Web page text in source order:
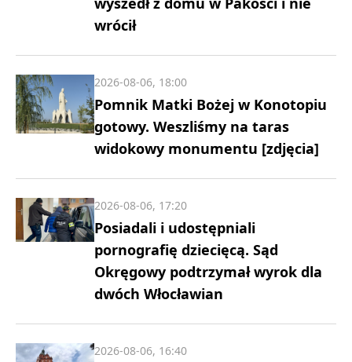
wrócił
Pomnik Matki Bożej w Konotopiu
gotowy. Weszliśmy na taras
widokowy monumentu [zdjęcia]
2026-08-06, 18:00
Posiadali i udostępniali
pornografię dziecięcą. Sąd
Okręgowy podtrzymał wyrok dla
dwóch Włocławian
2026-08-06, 17:20
2026-08-06, 16:40